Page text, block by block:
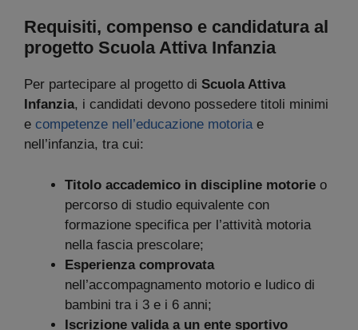
Requisiti, compenso e candidatura al
progetto Scuola Attiva Infanzia
Per partecipare al progetto di Scuola Attiva
Infanzia, i candidati devono possedere titoli minimi
e competenze nell’educazione motoriae
nell’infanzia, tra cui:
Titolo accademico in discipline motorie o
percorso di studio equivalente con
formazione specifica per l’attività motoria
nella fascia prescolare;
Esperienza comprovata
nell’accompagnamento motorio e ludico di
bambini tra i 3 e i 6 anni;
Iscrizione valida a un ente sportivo